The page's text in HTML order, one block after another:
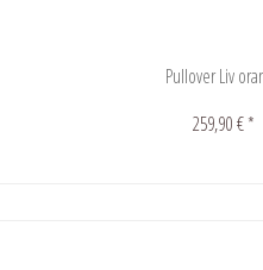
Pullover Liv
259,90 € *